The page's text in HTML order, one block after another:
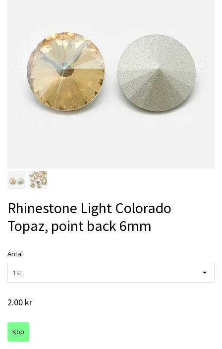
Rhinestone Light Colorado
Topaz, point back 6mm
Antal
1st
2.00 kr